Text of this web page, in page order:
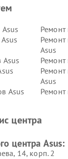
Ремонт
Ремонт
Asus
Asus
Ремонт
Ремонт
Asus
Asus
Ремонт
центра
центра Asus:
14, корп. 2